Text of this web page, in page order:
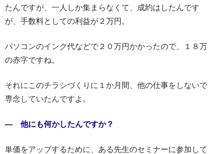
たんですが、一人しか集まらなくて、成約はしたんです
が、手数料としての利益が２万円。
パソコンのインク代などで２０万円かかったので、１８万
の赤字ですね。
それにこのチラシづくりに１か月間、他の仕事をしないで
専念していたんですよ。
― 他にも何かしたんですか？
単価をアップするために、ある先生のセミナーに参加して